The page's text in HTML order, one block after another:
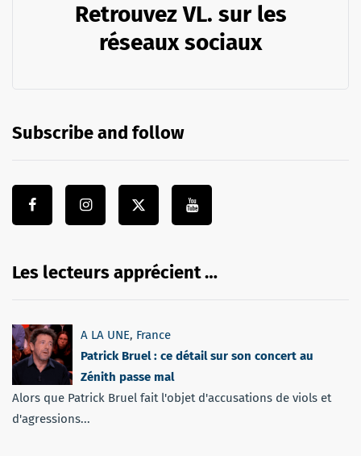
Retrouvez VL. sur les
réseaux sociaux
Subscribe and follow
Les lecteurs apprécient …
A LA UNE, France
Patrick Bruel : ce détail sur son concert au
Zénith passe mal
Alors que Patrick Bruel fait l'objet d'accusations de viols et
d'agressions...